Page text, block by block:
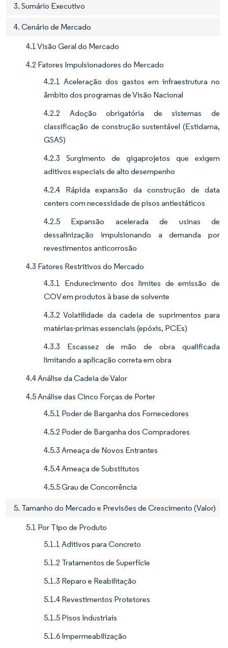
3. Sumário Executivo
4. Cenário de Mercado
4.1 Visão Geral do Mercado
4.2 Fatores Impulsionadores do Mercado
4.2.1 Aceleração dos gastos em infraestrutura no
âmbito dos programas de Visão Nacional
4.2.2 Adoção obrigatória de sistemas de
classificação de construção sustentável (Estidama,
GSAS)
4.2.3 Surgimento de gigaprojetos que exigem
aditivos especiais de alto desempenho
4.2.4 Rápida expansão da construção de data
centers com necessidade de pisos antiestáticos
4.2.5 Expansão acelerada de usinas de
dessalinização impulsionando a demanda por
revestimentos anticorrosão
4.3 Fatores Restritivos do Mercado
4.3.1 Endurecimento dos limites de emissão de
COV em produtos à base de solvente
4.3.2 Volatilidade da cadeia de suprimentos para
matérias-primas essenciais (epóxis, PCEs)
4.3.3 Escassez de mão de obra qualificada
limitando a aplicação correta em obra
4.4 Análise da Cadeia de Valor
4.5 Análise das Cinco Forças de Porter
4.5.1 Poder de Barganha dos Fornecedores
4.5.2 Poder de Barganha dos Compradores
4.5.3 Ameaça de Novos Entrantes
4.5.4 Ameaça de Substitutos
4.5.5 Grau de Concorrência
5. Tamanho do Mercado e Previsões de Crescimento (Valor)
5.1 Por Tipo de Produto
5.1.1 Aditivos para Concreto
5.1.2 Tratamentos de Superfície
5.1.3 Reparo e Reabilitação
5.1.4 Revestimentos Protetores
5.1.5 Pisos Industriais
5.1.6 Impermeabilização